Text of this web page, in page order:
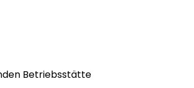
Betriebsstätte